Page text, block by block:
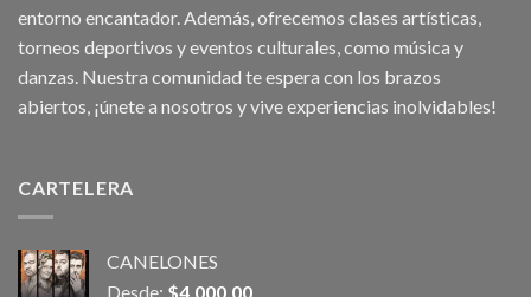
entorno encantador. Además, ofrecemos clases artísticas,
torneos deportivos y eventos culturales, como música y
danzas. Nuestra comunidad te espera con los brazos
abiertos, ¡únete a nosotros y vive experiencias inolvidables!
CARTELERA
CANELONES
Desde: $4.000,00